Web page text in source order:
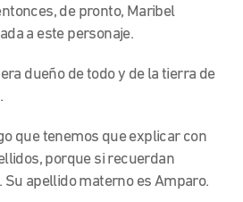
de pronto, Maribel
a este personaje.
dueño de todo y de la tierra de
que tenemos que explicar con
porque si recuerdan
Su apellido materno es Amparo.